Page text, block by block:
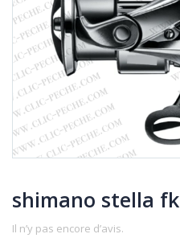
shimano stella fk
Il n’y pas encore d’avis.